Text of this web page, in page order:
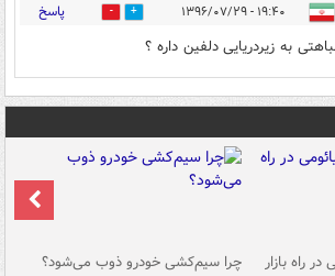
۱۹:۴۰ - ۱۳۹۶/۰۷/۲۹ 0 پاسخ
به زیردریایی دلفین داره ؟
راه بازار چرا سیم‌کشی خودرو ذوب می‌شود؟